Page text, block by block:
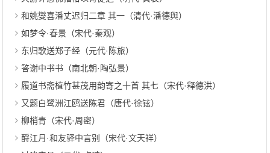
和姚燮喜潘丈迟归二章 其一（清代·潘德舆）
如梦令·春景（宋代·秦观）
东归歌送郑子经（元代·陈旅）
答谢中书书（南北朝·陶弘景）
履道书斋植竹甚茂用韵寄之十首 其七（宋代·释德洪）
又题白鹭洲江鸥送陈君（唐代·徐铉）
柳梢青（宋代·周密）
酹江月·和友驿中言别（宋代·文天祥）